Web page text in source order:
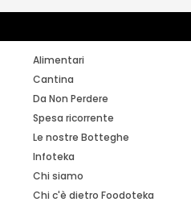
Alimentari
Cantina
Da Non Perdere
Spesa ricorrente
Le nostre Botteghe
Infoteka
Chi siamo
Chi c'è dietro Foodoteka